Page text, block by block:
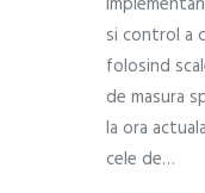
si control a
folosind
de masura
la ora
cele de…